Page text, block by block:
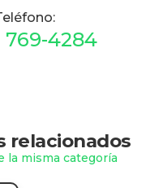
769-4284
relacionados
la misma categoría